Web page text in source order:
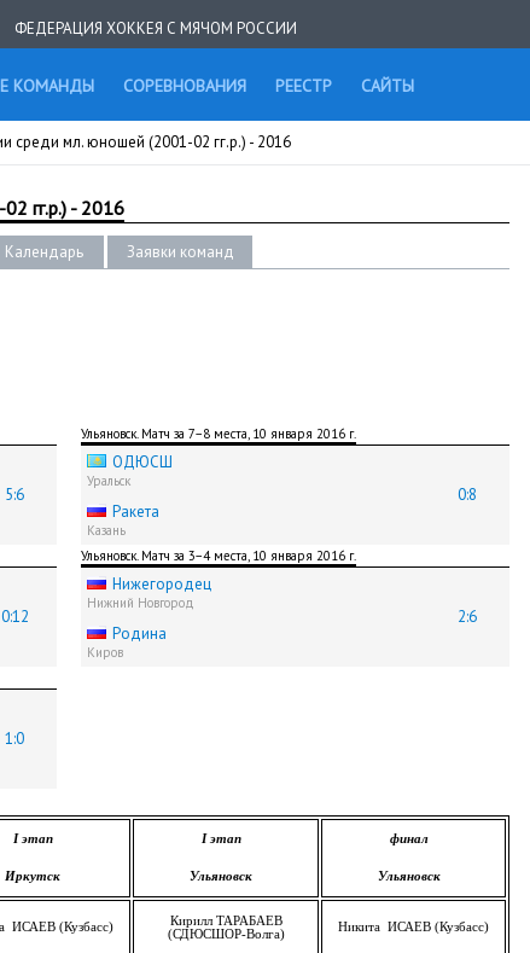
ФЕДЕРАЦИЯ ХОККЕЯ С МЯЧОМ РОССИИ
КОМАНДЫ СОРЕВНОВАНИЯ РЕЕСТР САЙТЫ
среди мл. юношей (2001-02 гг.р.) - 2016
гг.р.) - 2016
Календарь Заявки команд
5:6
Ульяновск. Матч за 7−8 места, 10 января 2016 г.
ОДЮСШ
Уральск
0:8
Ракета
Казань
0:12
Ульяновск. Матч за 3−4 места, 10 января 2016 г.
Нижегородец
Нижний Новгород
2:6
Родина
Киров
1:0
Iэтап
Иркутск
Iэтап
Ульяновск
финал
Ульяновск
ИСАЕВ (Кузбасс)
Кирилл ТАРАБАЕВ
(СДЮСШОР-Волга)
Никита ИСАЕВ (Кузбасс)